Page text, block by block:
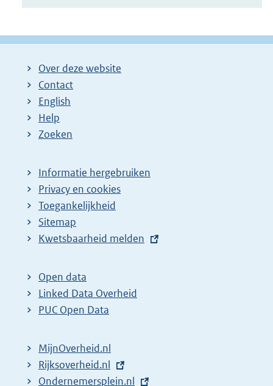
Over deze website
Contact
English
Help
Zoeken
Informatie hergebruiken
Privacy en cookies
Toegankelijkheid
Sitemap
E
t
e
r
l
i
Kwetsbaarheid melden
Open data
Linked Data Overheid
PUC Open Data
MijnOverheid.nl
E
x
Rijksoverheid.nl
E
Ondernemersplein.nl